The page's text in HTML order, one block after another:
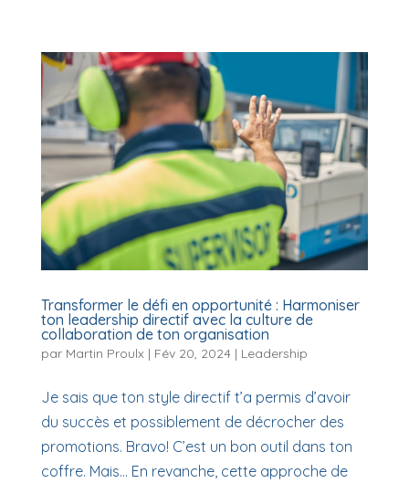
Transformer le défi en opportunité : Harmoniser
ton leadership directif avec la culture de
collaboration de ton organisation
par Martin Proulx| Fév 20, 2024 | Leadership
Je sais que ton style directif t’a permis d’avoir
du succès et possiblement de décrocher des
promotions. Bravo! C’est un bon outil dans ton
coffre. Mais… En revanche, cette approche de